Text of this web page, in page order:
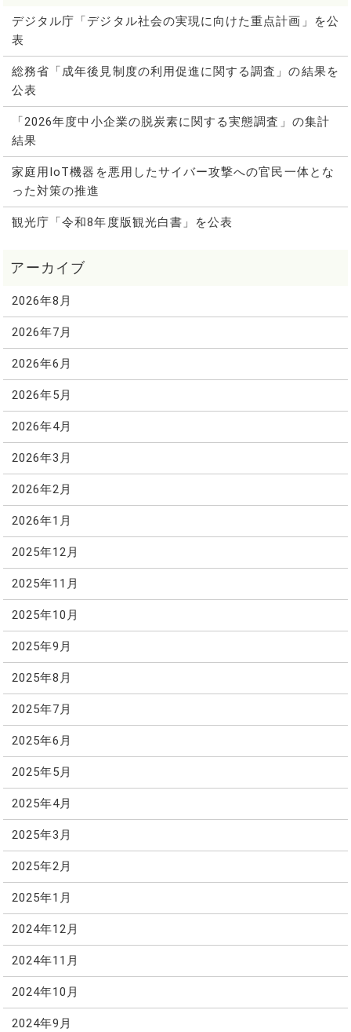
デジタル庁「デジタル社会の実現に向けた重点計画」を公
表
総務省「成年後見制度の利用促進に関する調査」の結果を
公表
「2026年度中小企業の脱炭素に関する実態調査」の集計
結果
家庭用IoT機器を悪用したサイバー攻撃への官民一体とな
った対策の推進
観光庁「令和8年度版観光白書」を公表
2026年8月
2026年7月
2026年6月
2026年5月
2026年4月
2026年3月
2026年2月
2026年1月
2025年12月
2025年11月
2025年10月
2025年9月
2025年8月
2025年7月
2025年6月
2025年5月
2025年4月
2025年3月
2025年2月
2025年1月
2024年12月
2024年11月
2024年10月
2024年9月